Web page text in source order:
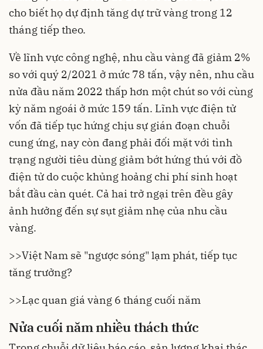
cho biết họ dự định tăng dự trữ vàng trong 12
tháng tiếp theo.
Về lĩnh vực công nghệ, nhu cầu vàng đã giảm 2%
so với quý 2/2021 ở mức 78 tấn, vậy nên, nhu cầu
nửa đầu năm 2022 thấp hơn một chút so với cùng
kỳ năm ngoái ở mức 159 tấn. Lĩnh vực điện tử
vốn đã tiếp tục hứng chịu sự gián đoạn chuỗi
cung ứng, nay còn đang phải đối mặt với tình
trạng người tiêu dùng giảm bớt hứng thú với đồ
điện tử do cuộc khủng hoảng chi phí sinh hoạt
bắt đầu càn quét. Cả hai trở ngại trên đều gây
ảnh hưởng đến sự sụt giảm nhẹ của nhu cầu
vàng.
>>Việt Nam sẽ "ngược sóng" lạm phát, tiếp tục
tăng trưởng?
>>Lạc quan giá vàng 6 tháng cuối năm
Nửa cuối năm nhiều thách thức